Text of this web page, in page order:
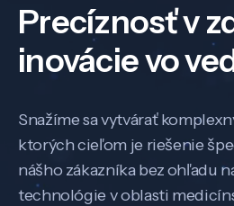
Precíznosť v
inovácie vo
Snažíme sa vytvárať
ktorých cieľom je riešenie
nášho zákazníka bez ohľadu
technológie v oblasti